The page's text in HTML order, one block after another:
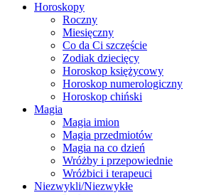
Horoskopy
Roczny
Miesięczny
Co da Ci szczęście
Zodiak dziecięcy
Horoskop księżycowy
Horoskop numerologiczny
Horoskop chiński
Magia
Magia imion
Magia przedmiotów
Magia na co dzień
Wróżby i przepowiednie
Wróżbici i terapeuci
Niezwykli/Niezwykłe